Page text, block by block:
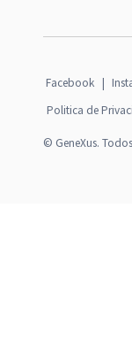
Facebook |
Politica de
© GeneXus.